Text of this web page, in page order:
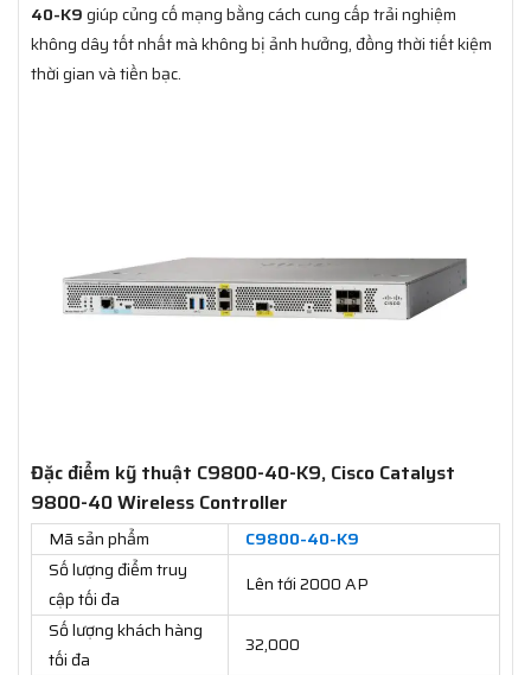
40-K9giúp củng cố mạng bằng cách cung cấp trải nghiệm
không dây tốt nhất mà không bị ảnh hưởng, đồng thời tiết kiệm
thời gian và tiền bạc.
Đặc điểm kỹ thuật C9800-40-K9, Cisco Catalyst
9800-40 Wireless Controller
Mã sản phẩm
C9800-40-K9
Số lượng điểm truy
cập tối đa
Lên tới 2000 AP
Số lượng khách hàng
tối đa
32,000